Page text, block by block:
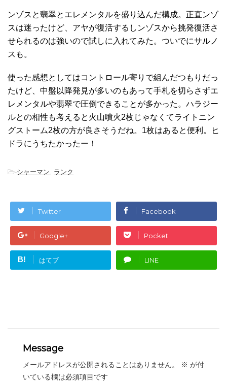
ンゾスと翡翠とエレメンタルを盛り込んだ構成。正直ンゾ
スは迷ったけど、アヤが復活するしンゾスから挑発復活さ
せられるのは強いので試しに入れてみた。ついでにサルノ
スも。
使った感想としてはコントロール寄りで組んだつもりだっ
たけど、中盤以降発見が多いのもあって手札を切らさずエ
レメンタルや翡翠で圧倒できることが多かった。ハラジー
ルとの相性も考えると火山噴火2枚じゃなくてライトニン
グストーム2枚の方が良さそうだね。1枚はあると便利。ヒ
ドラにうちたかったー！
-シャーマン, ランク
Twitter Facebook
Google+ Pocket
B! はてブ LINE
Message
メールアドレスが公開されることはありません。 ※ が付
いている欄は必須項目です